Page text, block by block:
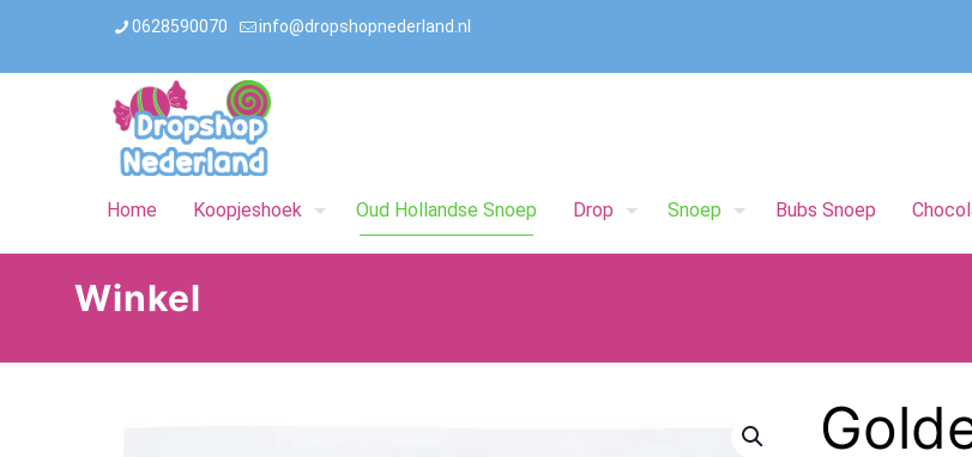
0628590070 info@dropshopnederland.nl
Home Koopjeshoek Oud Hollandse Snoep Drop Snoep Bubs Snoep
Winkel